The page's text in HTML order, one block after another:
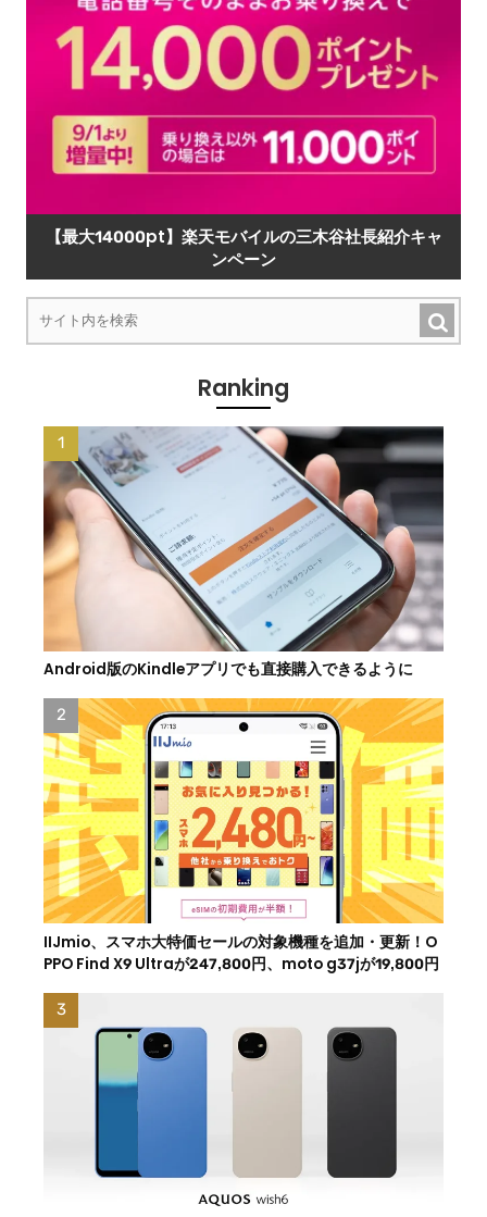
【最大14000pt】楽天モバイルの三木谷社長紹介キャ
ンペーン
Ranking
Android版のKindleアプリでも直接購入できるように
IIJmio、スマホ大特価セールの対象機種を追加・更新！O
PPO Find X9 Ultraが247,800円、moto g37jが19,800円